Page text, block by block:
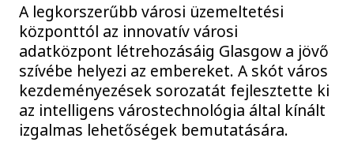
A legkorszerűbb városi üzemeltetési
központtól az innovatív városi
adatközpont létrehozásáig Glasgow a jövő
szívébe helyezi az embereket. A skót város
kezdeményezések sorozatát fejlesztette ki
az intelligens várostechnológia által kínált
izgalmas lehetőségek bemutatására.